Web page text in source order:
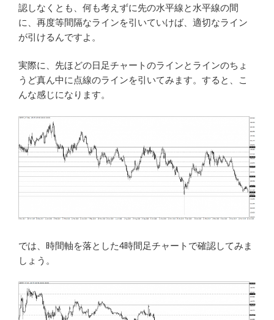
認しなくとも、何も考えずに先の水平線と水平線の間
に、再度等間隔なラインを引いていけば、適切なライン
が引けるんですよ。
実際に、先ほどの日足チャートのラインとラインのちょ
うど真ん中に点線のラインを引いてみます。すると、こ
んな感じになります。
では、時間軸を落とした4時間足チャートで確認してみま
しょう。